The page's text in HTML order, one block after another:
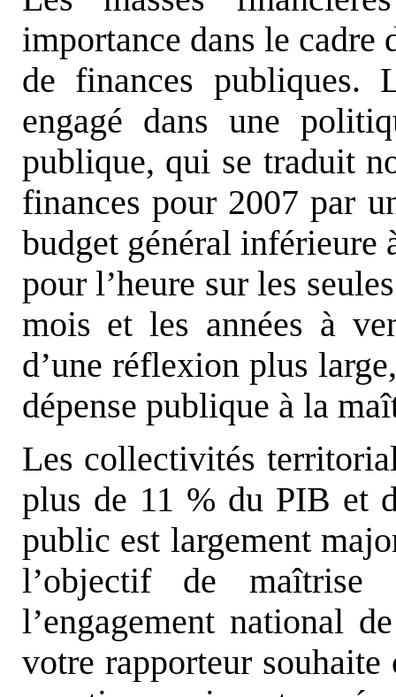
importance dans le cadre
de finances publiques.
engagé dans une
publique, qui se traduit
finances pour 2007 par
budget général
pour l’heure sur les
mois et les années à
d’une réflexion plus
dépense publique à la
Les collectivités
plus de 11 % du PIB et
public est largement
l’objectif de
l’engagement national
votre rapporteur